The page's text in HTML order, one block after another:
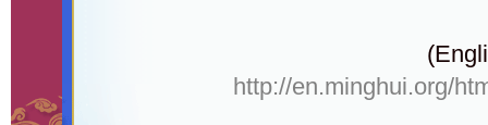
http://en.minghui.org/